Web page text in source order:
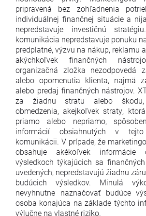
pripravená bez zohľadnenia
individuálnej finančnej situácie a
nepredstavuje investičnú
komunikácia nepredstavuje ponuku
predplatné, výzvu na nákup, reklamu
akýchkoľvek finančných
organizačná zložka nezodpovedá
alebo opomenutia klienta, najmä
alebo predaj finančných nástrojov.
za žiadnu stratu alebo
obmedzenia, akejkoľvek straty,
priamo alebo nepriamo,
informácií obsiahnutých v tejto
komunikácii. V prípade, že
obsahuje akékoľvek informácie
výsledkoch týkajúcich sa
uvedených, nepredstavujú žiadnu
budúcich výsledkov. Minulá
nevyhnutne naznačovať budúce
osoba konajúca na základe týchto
výlučne na vlastné riziko.